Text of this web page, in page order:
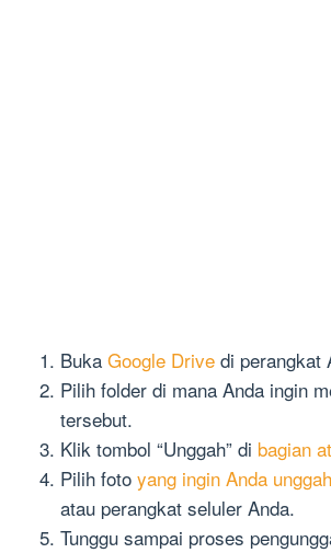
Buka Google Drive di perangkat
Pilih folder di mana Anda ingin
tersebut.
Klik tombol “Unggah” di bagian
Pilih foto yang ingin Anda
atau perangkat seluler Anda.
Tunggu sampai proses